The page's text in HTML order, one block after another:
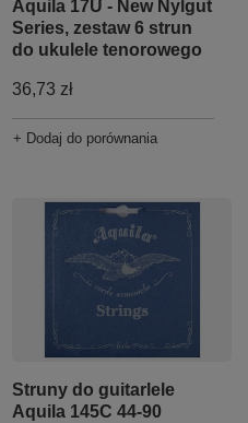
Aquila 17U - New Nylgut
Series, zestaw 6 strun
do ukulele tenorowego
36,73 zł
+ Dodaj do porównania
Struny do guitarlele
Aquila 145C 44-90